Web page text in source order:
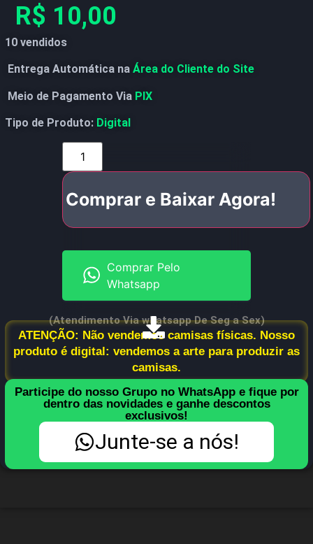
R$ 10,00
10 vendidos
Entrega Automática na Área do Cliente do Site
Meio de Pagamento Via PIX
Tipo de Produto: Digital
Comprar e Baixar Agora!
Comprar Pelo
Whatsapp
(Atendimento Via whatsapp De Seg a Sex)
ATENÇÃO: Não vendemos camisas físicas. Nosso
produto é digital: vendemos a arte para produzir as
camisas.
Participe do nosso Grupo no WhatsApp e fique por
dentro das novidades e ganhe descontos
exclusivos!
Junte-se a nós!